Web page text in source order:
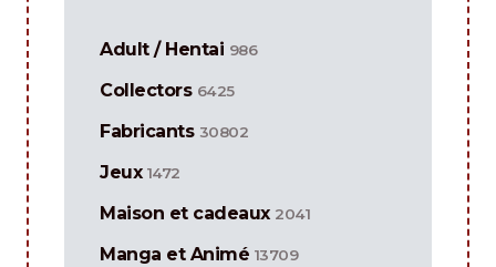
Adult / Hentai 986
Collectors 6425
Fabricants 30802
Jeux 1472
Maison et cadeaux 2041
Manga et Animé 13709